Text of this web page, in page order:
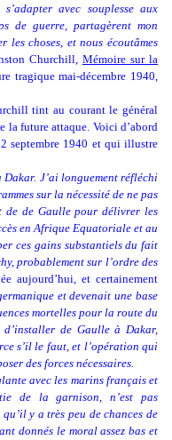
avec souplesse aux
de guerre, partagèrent mon
choses, et nous écoutâmes
Churchill, Mémoire sur la
tragique mai-décembre 1940,
tint au courant le général
la future attaque. Voici d’abord
septembre 1940 et qui illustre
Dakar. J’ai longuement réfléchi
sur la nécessité de ne pas
de de Gaulle pour délivrer les
en Afrique Equatoriale et au
ces gains substantiels du fait
probablement sur l’ordre des
aujourd’hui, et certainement
et devenait une base
mortelles pour la route du
de Gaulle à Dakar,
s’il le faut, et l’opération qui
des forces nécessaires.
avec les marins français et
de la garnison, n’est pas
y a très peu de chances de
donnés le moral assez bas et